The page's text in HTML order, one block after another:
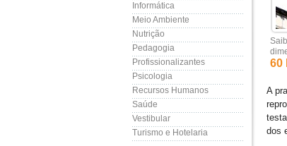
Informática
Meio Ambiente
Nutrição
Pedagogia
Profissionalizantes
Psicologia
Recursos Humanos
Saúde
Vestibular
Turismo e Hotelaria
60
A
dos